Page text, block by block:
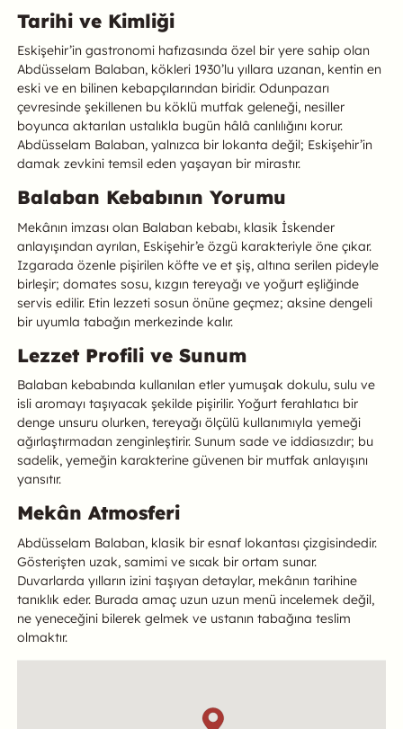
Abdüsselam Balaban Kebap Salonu
Tarihi ve Kimliği
Eskişehir’in gastronomi hafızasında özel bir yere sahip olan
Abdüsselam Balaban, kökleri 1930’lu yıllara uzanan, kentin en
eski ve en bilinen kebapçılarından biridir. Odunpazarı
çevresinde şekillenen bu köklü mutfak geleneği, nesiller
boyunca aktarılan ustalıkla bugün hâlâ canlılığını korur.
Abdüsselam Balaban, yalnızca bir lokanta değil; Eskişehir’in
damak zevkini temsil eden yaşayan bir mirastır.
Balaban Kebabının Yorumu
Mekânın imzası olan Balaban kebabı, klasik İskender
anlayışından ayrılan, Eskişehir’e özgü karakteriyle öne çıkar.
Izgarada özenle pişirilen köfte ve et şiş, altına serilen pideyle
birleşir; domates sosu, kızgın tereyağı ve yoğurt eşliğinde
servis edilir. Etin lezzeti sosun önüne geçmez; aksine dengeli
bir uyumla tabağın merkezinde kalır.
Lezzet Profili ve Sunum
Balaban kebabında kullanılan etler yumuşak dokulu, sulu ve
isli aromayı taşıyacak şekilde pişirilir. Yoğurt ferahlatıcı bir
denge unsuru olurken, tereyağı ölçülü kullanımıyla yemeği
ağırlaştırmadan zenginleştirir. Sunum sade ve iddiasızdır; bu
sadelik, yemeğin karakterine güvenen bir mutfak anlayışını
yansıtır.
Mekân Atmosferi
Abdüsselam Balaban, klasik bir esnaf lokantası çizgisindedir.
Gösterişten uzak, samimi ve sıcak bir ortam sunar.
Duvarlarda yılların izini taşıyan detaylar, mekânın tarihine
tanıklık eder. Burada amaç uzun uzun menü incelemek değil,
ne yeneceğini bilerek gelmek ve ustanın tabağına teslim
olmaktır.